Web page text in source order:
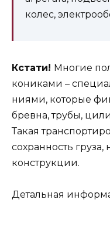
колес,
Кстати! Многие
кониками –
ниями, которые
бревна, трубы,
Такая
сохранность
конструкции.
Детальная